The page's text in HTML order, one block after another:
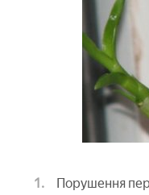
Порушення